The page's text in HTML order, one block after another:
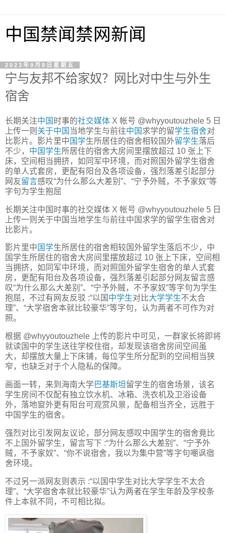
中国禁闻禁网新闻
2023年9月8日星期五
宁与友邦不给家奴？网比对中生与外生
宿舍
长期关注中国 时事的社交媒体 X 帐号 @whyyoutouzhele 5 日
上传一则 关于中国 当地学生与前往中国 求学的留学生宿舍对
比影片。影片里中 国学生所居住的宿舍相较国外留学生落后
不少， 中国学生所居住的宿舍大房间里摆放超过 10 张上下
床，空间相当拥挤，如同军中环境，而对照国外留学生宿舍
的单人式套房，更配有阳台及各项设备，强烈落差引起部分
网友留言感叹“为什么那么大差别”、“宁予外贼，不予家奴”等
字句为学生抱屈
长期关注中国时事的社交媒体 X 帐号 @whyyoutouzhele 5 日
上传一则关于中国当地学生与前往中国求学的留学生宿舍对
比影片。
影片里中 国学生所居住的宿舍相较国外留学生落后不少，中
国学生所居住的宿舍大房间里摆放超过 10 张上下床，空间相
当拥挤，如同军中环境，而对照国外留学生宿舍的单人式套
房，更配有阳台及各项设备，强烈落差引起部分网友留言感
叹“为什么那么大差别”、“宁予外贼，不予家奴”等字句为学生
抱屈，不过有网友反驳 :“以国 中学生对比大学学生不太合
理”、“大学宿舍本就比较豪华”等字句，认为两者不可作为对
照。
根据 @whyyoutouzhele 上传的影片中可见，一群家长将即将
就读国中的学生送往学校住宿，却发现该宿舍房间空间虽
大，却摆放大量上下床铺，每位学生所分配到的空间相当狭
窄，也缺乏对于个人隐私的保障。
画面一转，来到海南大学 巴基斯坦留学生的宿舍场景，该名
学生房间不仅配有独立饮水机、冰箱、洗衣机及卫浴设备
外，落地窗外更有阳台可观赏风景，配备相当齐全，远胜于
中国学生的宿舍。
强烈对比引发网友议论，部分网友感叹中国学生的宿舍竟比
不上国外留学生，留言写下 :“为什么那么大差别”、“宁予外
贼，不予家奴”、“你不说宿舍，我以为集中营”等字句嘲讽宿
舍环境。
不过另一派网友则表示 :“以国中学生对比大学学生不太合
理”、“大学宿舍本就比较豪华”认为两者在学生年龄及学校条
件上本就不同，不可相比拟。